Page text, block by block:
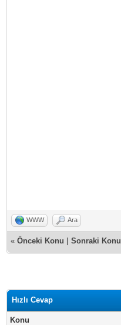
WWW Ara
« Önceki Konu Sonraki Konu
Hızlı Cevap
Konu